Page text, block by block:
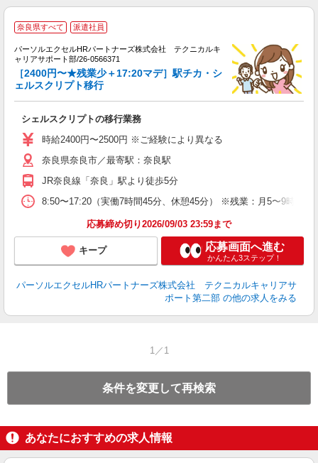
奈良県すべて 派遣社員
パーソルエクセルHRパートナーズ株式会社 テクニカルキ
ャリアサポート部/26-0566371
［2400円〜★残業少＋17:20マデ］駅チカ・シ
ェルスクリプト移行
シェルスクリプトの移行業務
時給2400円〜2500円 ※ご経験により異なる
奈良県奈良市／最寄駅：奈良駅
JR奈良線「奈良」駅より徒歩5分
8:50〜17:20（実働7時間45分、休憩45分） ※残業：月5〜9時間
応募締め切り2026/09/03 23:59まで
キープ 応募画面へ進む
かんたん3ステップ！
パーソルエクセルHRパートナーズ株式会社 テクニカルキャリアサ
ポート第二部 の他の求人をみる
1／1
条件を変更して再検索
あなたにおすすめの求人情報